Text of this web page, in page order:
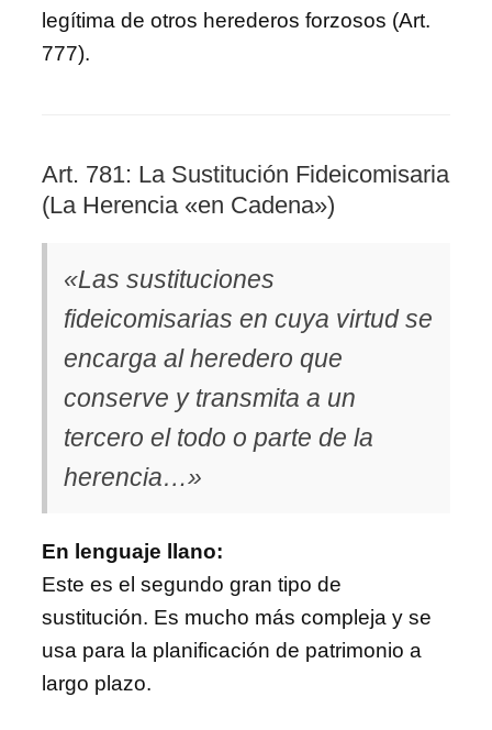
legítima de otros herederos forzosos (Art.
777).
Art. 781: La Sustitución Fideicomisaria
(La Herencia «en Cadena»)
«Las sustituciones
fideicomisarias en cuya virtud se
encarga al heredero que
conserve y transmita a un
tercero el todo o parte de la
herencia…»
En lenguaje llano:
Este es el segundo gran tipo de
sustitución. Es mucho más compleja y se
usa para la planificación de patrimonio a
largo plazo.